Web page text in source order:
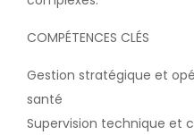
COMPÉTENCES CLÉS
Gestion stratégique et
santé
Supervision technique et